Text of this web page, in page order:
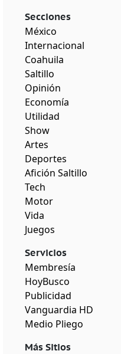
Secciones
México
Internacional
Coahuila
Saltillo
Opinión
Economía
Utilidad
Show
Artes
Deportes
Afición Saltillo
Tech
Motor
Vida
Juegos
Servicios
Membresía
HoyBusco
Publicidad
Vanguardia HD
Medio Pliego
Más Sitios